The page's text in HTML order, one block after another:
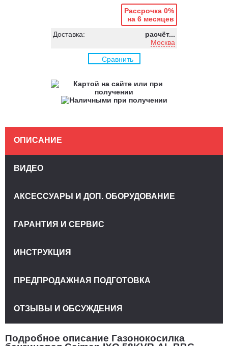
Рассрочка 0%
на 6 месяцев
Доставка:
расчёт...
Москва
Сравнить
Подробное описание Газонокосилка
ОПИСАНИЕ
ВИДЕО
АКСЕССУАРЫ И ДОП. ОБОРУДОВАНИЕ
ГАРАНТИЯ И СЕРВИС
ИНСТРУКЦИЯ
ПРЕДПРОДАЖНАЯ ПОДГОТОВКА
ОТЗЫВЫ И ОБСУЖДЕНИЯ